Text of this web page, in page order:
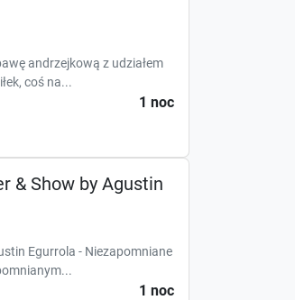
andrzejkową z udziałem
coś na...
1 noc
& Show by Agustin
Egurrola - Niezapomniane
1 noc